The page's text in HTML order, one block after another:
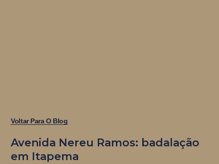
Voltar Para O Blog
Avenida Nereu Ramos: badalação
em Itapema